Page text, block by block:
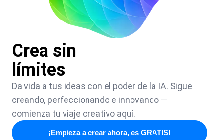
Crea sin
límites
Da vida a tus ideas con el poder de la IA. Sigue
creando, perfeccionando e innovando —
comienza tu viaje creativo aquí.
¡Empieza a crear ahora, es GRATIS!